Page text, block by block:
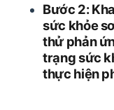
Bước 2:
sức khỏe
thử phản
trạng sức
thực hiện